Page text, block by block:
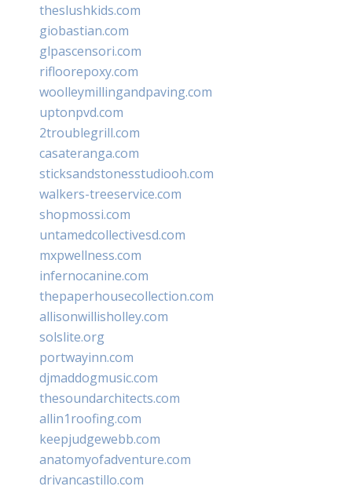
theslushkids.com
giobastian.com
glpascensori.com
rifloorepoxy.com
woolleymillingandpaving.com
uptonpvd.com
2troublegrill.com
casateranga.com
sticksandstonesstudiooh.com
walkers-treeservice.com
shopmossi.com
untamedcollectivesd.com
mxpwellness.com
infernocanine.com
thepaperhousecollection.com
allisonwillisholley.com
solslite.org
portwayinn.com
djmaddogmusic.com
thesoundarchitects.com
allin1roofing.com
keepjudgewebb.com
anatomyofadventure.com
drivancastillo.com